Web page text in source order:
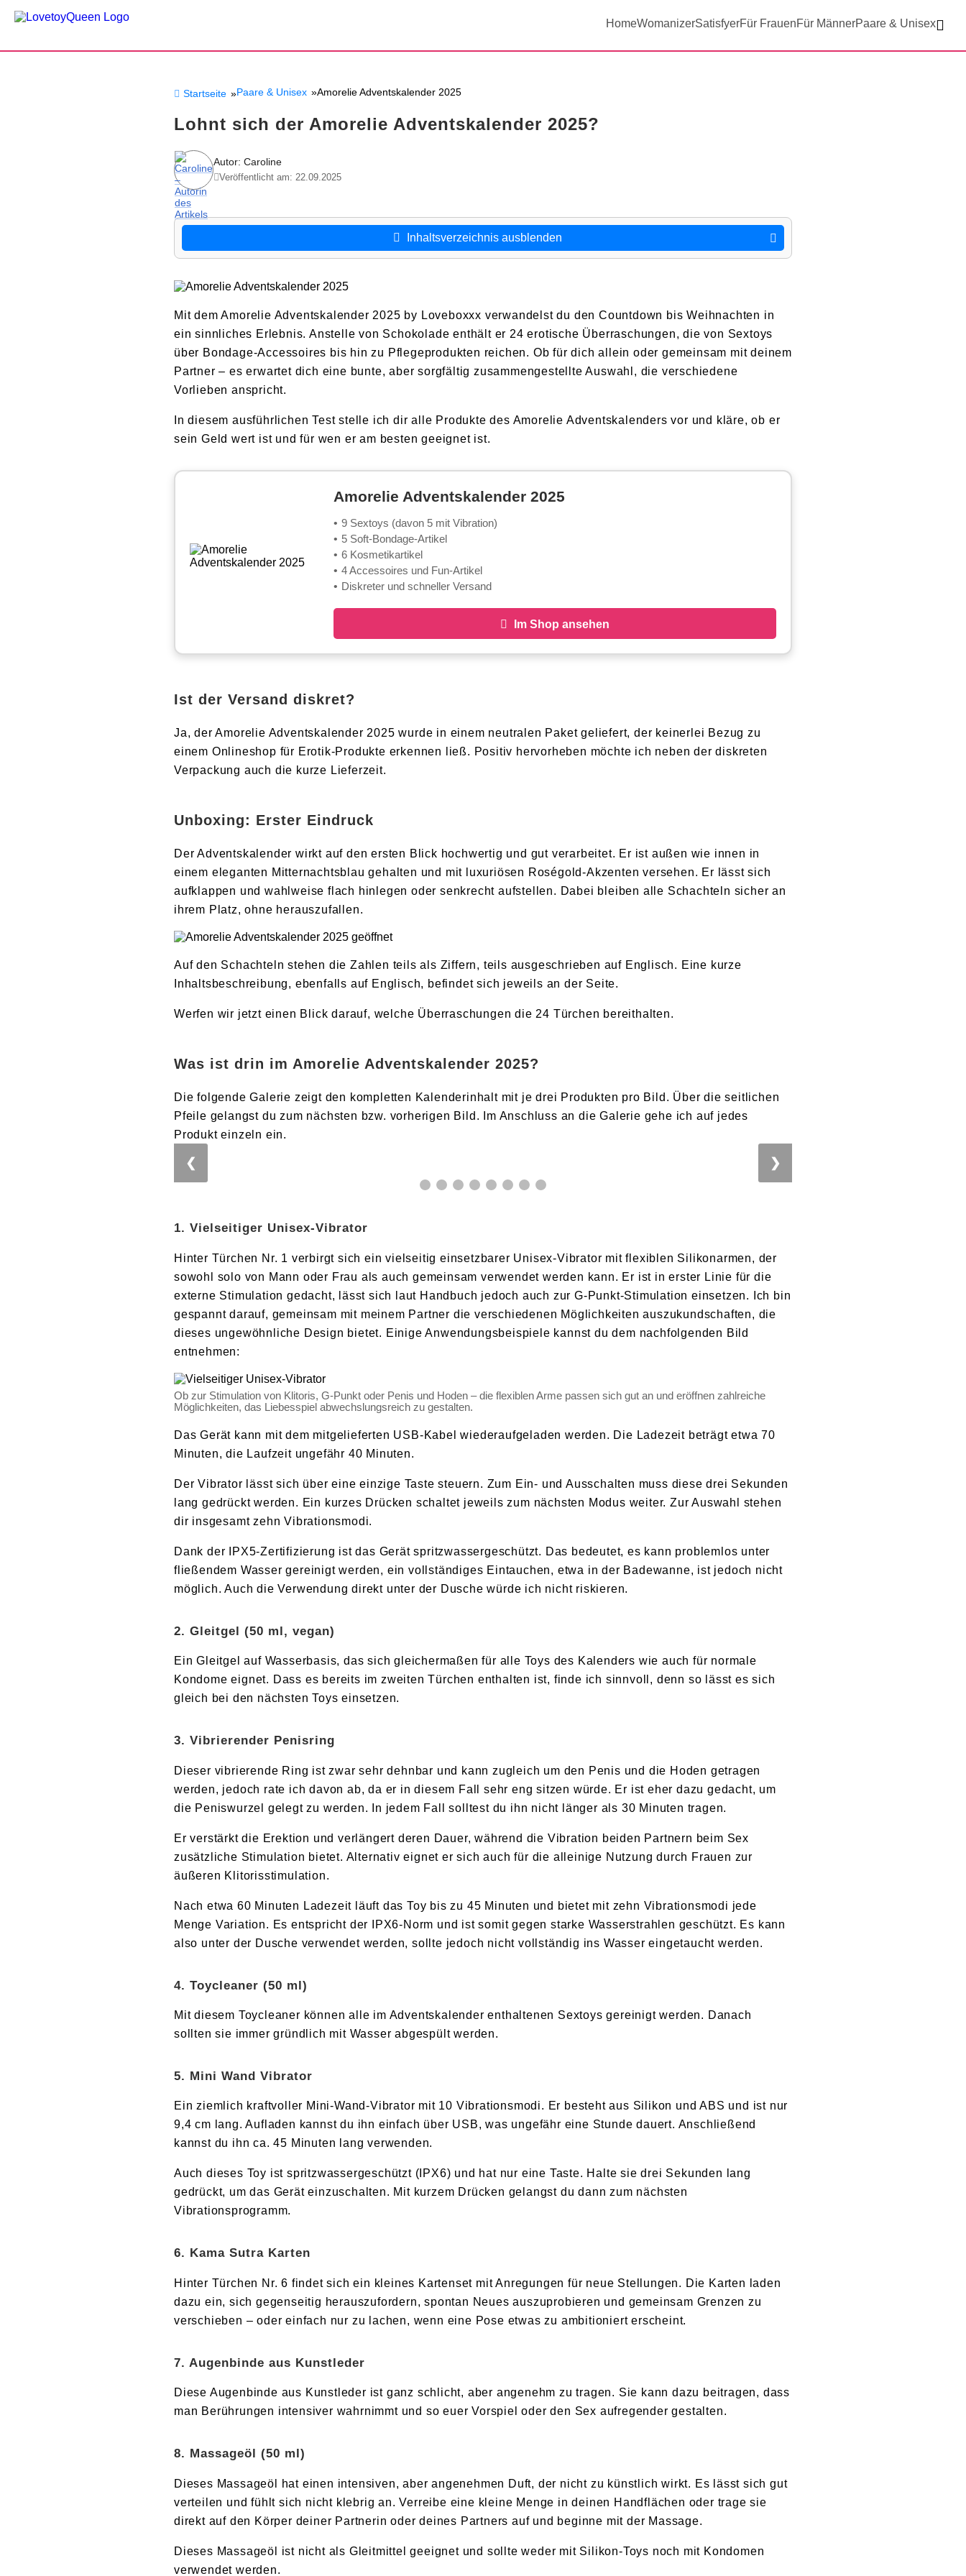
HomeWomanizerSatisfyerFür FrauenFür MännerPaare & Unisex
Startseite Paare & Unisex Amorelie Adventskalender 2025
Lohnt sich der Amorelie Adventskalender 2025?
Autor: Caroline
Veröffentlicht am: 22.09.2025
Inhaltsverzeichnis ausblenden
Mit dem Amorelie Adventskalender 2025 by Loveboxxx verwandelst du den Countdown bis Weihnachten in
ein sinnliches Erlebnis. Anstelle von Schokolade enthält er 24 erotische Überraschungen, die von Sextoys
über Bondage-Accessoires bis hin zu Pflegeprodukten reichen. Ob für dich allein oder gemeinsam mit deinem
Partner – es erwartet dich eine bunte, aber sorgfältig zusammengestellte Auswahl, die verschiedene
Vorlieben anspricht.
In diesem ausführlichen Test stelle ich dir alle Produkte des Amorelie Adventskalenders vor und kläre, ob er
sein Geld wert ist und für wen er am besten geeignet ist.
Amorelie Adventskalender 2025
9 Sextoys (davon 5 mit Vibration)
5 Soft-Bondage-Artikel
6 Kosmetikartikel
4 Accessoires und Fun-Artikel
Diskreter und schneller Versand
Im Shop ansehen
Ist der Versand diskret?
Ja, der Amorelie Adventskalender 2025 wurde in einem neutralen Paket geliefert, der keinerlei Bezug zu
einem Onlineshop für Erotik-Produkte erkennen ließ. Positiv hervorheben möchte ich neben der diskreten
Verpackung auch die kurze Lieferzeit.
Unboxing: Erster Eindruck
Der Adventskalender wirkt auf den ersten Blick hochwertig und gut verarbeitet. Er ist außen wie innen in
einem eleganten Mitternachtsblau gehalten und mit luxuriösen Roségold-Akzenten versehen. Er lässt sich
aufklappen und wahlweise flach hinlegen oder senkrecht aufstellen. Dabei bleiben alle Schachteln sicher an
ihrem Platz, ohne herauszufallen.
Auf den Schachteln stehen die Zahlen teils als Ziffern, teils ausgeschrieben auf Englisch. Eine kurze
Inhaltsbeschreibung, ebenfalls auf Englisch, befindet sich jeweils an der Seite.
Werfen wir jetzt einen Blick darauf, welche Überraschungen die 24 Türchen bereithalten.
Was ist drin im Amorelie Adventskalender 2025?
Die folgende Galerie zeigt den kompletten Kalenderinhalt mit je drei Produkten pro Bild. Über die seitlichen
Pfeile gelangst du zum nächsten bzw. vorherigen Bild. Im Anschluss an die Galerie gehe ich auf jedes
Produkt einzeln ein.
❮ ❯
1. Vielseitiger Unisex-Vibrator
Hinter Türchen Nr. 1 verbirgt sich ein vielseitig einsetzbarer Unisex-Vibrator mit flexiblen Silikonarmen, der
sowohl solo von Mann oder Frau als auch gemeinsam verwendet werden kann. Er ist in erster Linie für die
externe Stimulation gedacht, lässt sich laut Handbuch jedoch auch zur G-Punkt-Stimulation einsetzen. Ich bin
gespannt darauf, gemeinsam mit meinem Partner die verschiedenen Möglichkeiten auszukundschaften, die
dieses ungewöhnliche Design bietet. Einige Anwendungsbeispiele kannst du dem nachfolgenden Bild
entnehmen:
Ob zur Stimulation von Klitoris, G-Punkt oder Penis und Hoden – die flexiblen Arme passen sich gut an und eröffnen zahlreiche
Möglichkeiten, das Liebesspiel abwechslungsreich zu gestalten.
Das Gerät kann mit dem mitgelieferten USB-Kabel wiederaufgeladen werden. Die Ladezeit beträgt etwa 70
Minuten, die Laufzeit ungefähr 40 Minuten.
Der Vibrator lässt sich über eine einzige Taste steuern. Zum Ein- und Ausschalten muss diese drei Sekunden
lang gedrückt werden. Ein kurzes Drücken schaltet jeweils zum nächsten Modus weiter. Zur Auswahl stehen
dir insgesamt zehn Vibrationsmodi.
Dank der IPX5-Zertifizierung ist das Gerät spritzwassergeschützt. Das bedeutet, es kann problemlos unter
fließendem Wasser gereinigt werden, ein vollständiges Eintauchen, etwa in der Badewanne, ist jedoch nicht
möglich. Auch die Verwendung direkt unter der Dusche würde ich nicht riskieren.
2. Gleitgel (50 ml, vegan)
Ein Gleitgel auf Wasserbasis, das sich gleichermaßen für alle Toys des Kalenders wie auch für normale
Kondome eignet. Dass es bereits im zweiten Türchen enthalten ist, finde ich sinnvoll, denn so lässt es sich
gleich bei den nächsten Toys einsetzen.
3. Vibrierender Penisring
Dieser vibrierende Ring ist zwar sehr dehnbar und kann zugleich um den Penis und die Hoden getragen
werden, jedoch rate ich davon ab, da er in diesem Fall sehr eng sitzen würde. Er ist eher dazu gedacht, um
die Peniswurzel gelegt zu werden. In jedem Fall solltest du ihn nicht länger als 30 Minuten tragen.
Er verstärkt die Erektion und verlängert deren Dauer, während die Vibration beiden Partnern beim Sex
zusätzliche Stimulation bietet. Alternativ eignet er sich auch für die alleinige Nutzung durch Frauen zur
äußeren Klitorisstimulation.
Nach etwa 60 Minuten Ladezeit läuft das Toy bis zu 45 Minuten und bietet mit zehn Vibrationsmodi jede
Menge Variation. Es entspricht der IPX6-Norm und ist somit gegen starke Wasserstrahlen geschützt. Es kann
also unter der Dusche verwendet werden, sollte jedoch nicht vollständig ins Wasser eingetaucht werden.
4. Toycleaner (50 ml)
Mit diesem Toycleaner können alle im Adventskalender enthaltenen Sextoys gereinigt werden. Danach
sollten sie immer gründlich mit Wasser abgespült werden.
5. Mini Wand Vibrator
Ein ziemlich kraftvoller Mini-Wand-Vibrator mit 10 Vibrationsmodi. Er besteht aus Silikon und ABS und ist nur
9,4 cm lang. Aufladen kannst du ihn einfach über USB, was ungefähr eine Stunde dauert. Anschließend
kannst du ihn ca. 45 Minuten lang verwenden.
Auch dieses Toy ist spritzwassergeschützt (IPX6) und hat nur eine Taste. Halte sie drei Sekunden lang
gedrückt, um das Gerät einzuschalten. Mit kurzem Drücken gelangst du dann zum nächsten
Vibrationsprogramm.
6. Kama Sutra Karten
Hinter Türchen Nr. 6 findet sich ein kleines Kartenset mit Anregungen für neue Stellungen. Die Karten laden
dazu ein, sich gegenseitig herauszufordern, spontan Neues auszuprobieren und gemeinsam Grenzen zu
verschieben – oder einfach nur zu lachen, wenn eine Pose etwas zu ambitioniert erscheint.
7. Augenbinde aus Kunstleder
Diese Augenbinde aus Kunstleder ist ganz schlicht, aber angenehm zu tragen. Sie kann dazu beitragen, dass
man Berührungen intensiver wahrnimmt und so euer Vorspiel oder den Sex aufregender gestalten.
8. Massageöl (50 ml)
Dieses Massageöl hat einen intensiven, aber angenehmen Duft, der nicht zu künstlich wirkt. Es lässt sich gut
verteilen und fühlt sich nicht klebrig an. Verreibe eine kleine Menge in deinen Handflächen oder trage sie
direkt auf den Körper deiner Partnerin oder deines Partners auf und beginne mit der Massage.
Dieses Massageöl ist nicht als Gleitmittel geeignet und sollte weder mit Silikon-Toys noch mit Kondomen
verwendet werden.